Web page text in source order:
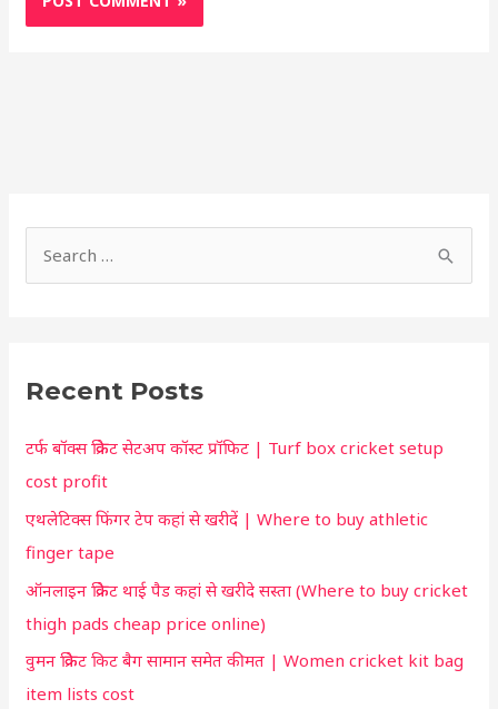
c
f
o
r
:
Recent Posts
टर्फ बॉक्स क्रिकेट सेटअप कॉस्ट प्रॉफिट | Turf box cricket setup
cost profit
एथलेटिक्स फिंगर टेप कहां से खरीदें | Where to buy athletic
finger tape
ऑनलाइन क्रिकेट थाई पैड कहां से खरीदे सस्ता (Where to buy cricket
thigh pads cheap price online)
वुमन क्रिकेट किट बैग सामान समेत कीमत | Women cricket kit bag
item lists cost
t
f
o
r